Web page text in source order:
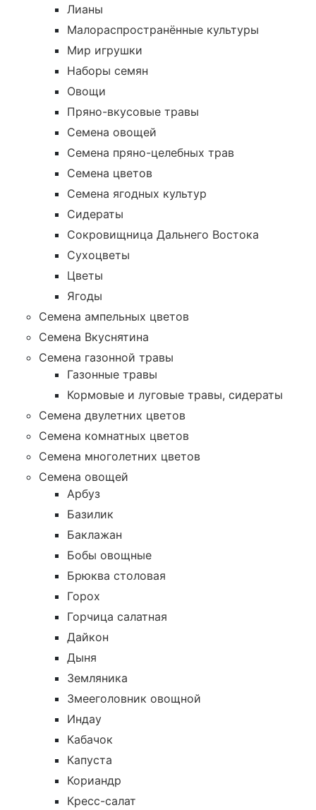
Лианы
Малораспространённые культуры
Мир игрушки
Наборы семян
Овощи
Пряно-вкусовые травы
Семена овощей
Семена пряно-целебных трав
Семена цветов
Семена ягодных культур
Сидераты
Сокровищница Дальнего Востока
Сухоцветы
Цветы
Ягоды
Семена ампельных цветов
Семена Вкуснятина
Семена газонной травы
Газонные травы
Кормовые и луговые травы, сидераты
Семена двулетних цветов
Семена комнатных цветов
Семена многолетних цветов
Семена овощей
Арбуз
Базилик
Баклажан
Бобы овощные
Брюква столовая
Горох
Горчица салатная
Дайкон
Дыня
Земляника
Змееголовник овощной
Индау
Кабачок
Капуста
Кориандр
Кресс-салат